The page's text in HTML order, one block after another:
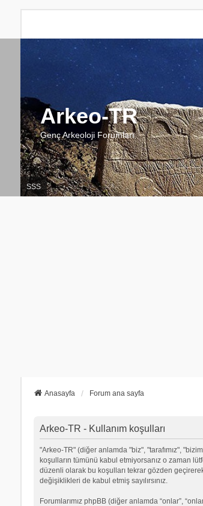
Arkeo-TR
Genç Arkeoloji Forumları
SSS
Anasayfa Forum ana sayfa
Arkeo-TR - Kullanım koşulları
"Arkeo-TR" (diğer anlamda "biz", "tarafımız",
koşulların tümünü kabul etmiyorsanız o zaman
düzenli olarak bu koşulları tekrar gözden
değişiklikleri de kabul etmiş sayılırsınız.
Forumlarımız phpBB (diğer anlamda “onlar”,